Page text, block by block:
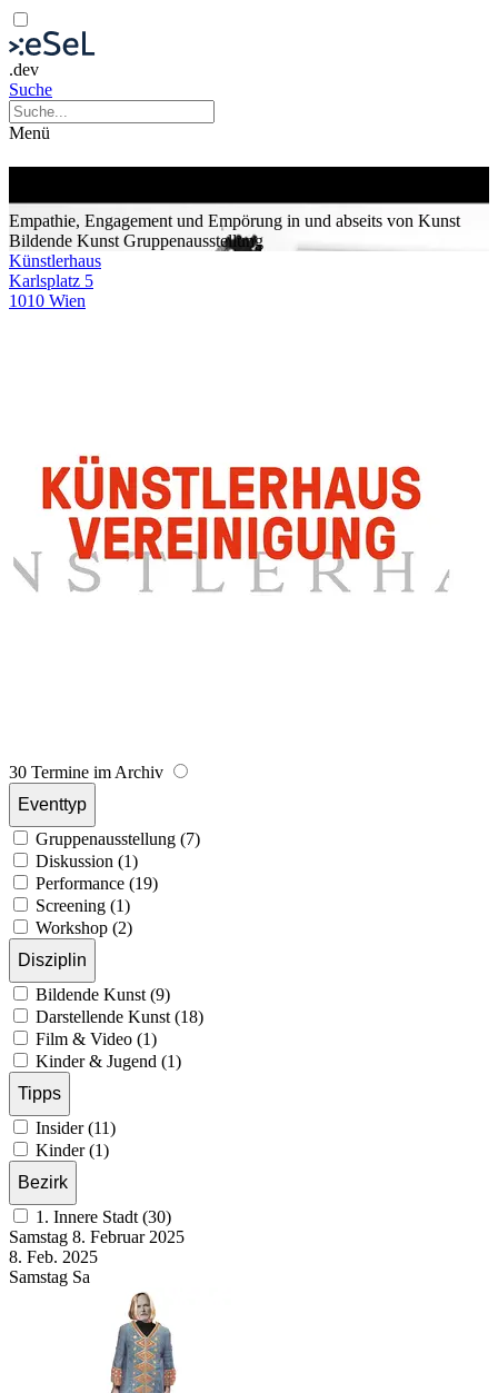
.dev
Suche
Menü
Empathie, Engagement und Empörung in und abseits von Kunst
Bildende Kunst Gruppenausstellung
Künstlerhaus
Karlsplatz 5
1010 Wien
30 Termine im Archiv
Eventtyp
Gruppenausstellung (7)
Diskussion (1)
Performance (19)
Screening (1)
Workshop (2)
Disziplin
Bildende Kunst (9)
Darstellende Kunst (18)
Film & Video (1)
Kinder & Jugend (1)
Tipps
Insider (11)
Kinder (1)
Bezirk
1. Innere Stadt (30)
Samstag 8. Februar 2025
8. Feb. 2025
Samstag Sa